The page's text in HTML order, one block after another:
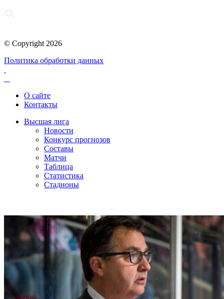
© Copyright 2026
Политика обработки данных
О сайте
Контакты
Высшая лига
Новости
Конкурс прогнозов
Составы
Матчи
Таблица
Статистика
Стадионы